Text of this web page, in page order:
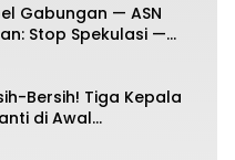
Gabungan — ASN
Stop Spekulasi —
Bersih! Tiga Kepala
di Awal